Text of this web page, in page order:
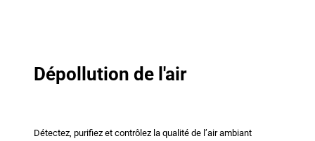
Dépollution de l'air
Détectez, purifiez et contrôlez la qualité de l’air ambiant